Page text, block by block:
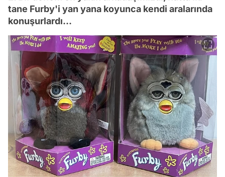
tane Furby'i yan yana koyunca kendi aralarında
konuşurlardı...